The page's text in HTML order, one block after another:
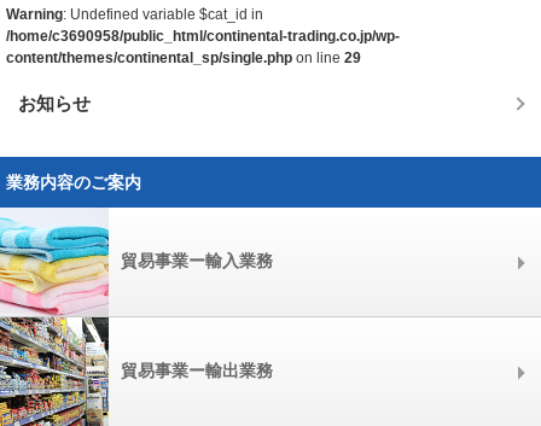
Warning: Undefined variable $cat_id in
/home/c3690958/public_html/continental-trading.co.jp/wp-
content/themes/continental_sp/single.php on line 29
お知らせ
業務内容のご案内
貿易事業ー輸入業務
貿易事業ー輸出業務